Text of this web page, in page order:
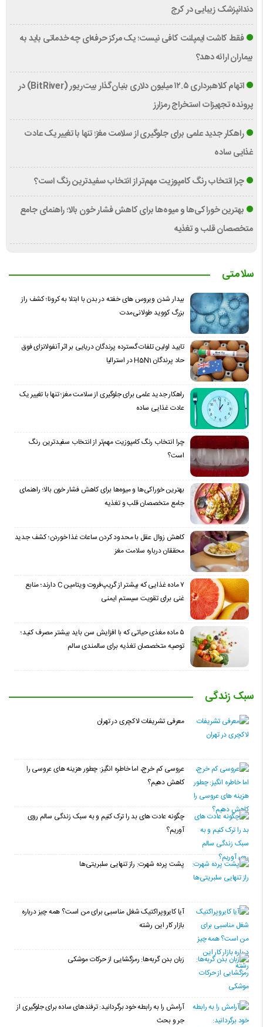
دندانپزشک زیبایی در کرج
فقط کاشت ایمپلنت کافی نیست؛ یک مرکز حرفه‌ای چه خدماتی باید به
بیماران ارائه دهد؟
اتهام کلاهبرداری ۱۲.۵ میلیون دلاری بنیان‌گذار بیت‌ریور (BitRiver) در
پرونده تجهیزات استخراج رمزارز
راهکار جدید علمی برای جلوگیری از سلامت مغز؛ تنها با تغییر یک عادت
غذایی ساده
چرا انتخاب رنگ کامپوزیت مهم‌تر از انتخاب سفیدترین رنگ است؟
بهترین خوراکی‌ها و میوه‌ها برای کاهش فشار خون بالا؛ راهنمای جامع
متخصصان قلب و تغذیه
سلامتی
بیدار شدن ویروس‌ های خفته در بدن با ابتلا به کرونا؛ کشف راز
بزرگ کووید طولانی‌مدت
تایید اولین تلفات گسترده پرندگان دریایی بر اثر آنفولانزای فوق
حاد پرندگان H5N1 در استرالیا
راهکار جدید علمی برای جلوگیری از سلامت مغز؛ تنها با تغییر یک
عادت غذایی ساده
چرا انتخاب رنگ کامپوزیت مهم‌تر از انتخاب سفیدترین رنگ
است؟
بهترین خوراکی‌ها و میوه‌ها برای کاهش فشار خون بالا؛ راهنمای
جامع متخصصان قلب و تغذیه
کاهش زوال عقل با محدود کردن ساعات غذا خوردن؛ کشف جدید
محققان درباره سلامت مغز
۷ ماده غذایی که بیشتر از گریپ‌فروت ویتامین C دارند؛ منابع
غنی برای تقویت سیستم ایمنی
۵ ماده مغذی حیاتی که با افزایش سن باید بیشتر مصرف کنید؛
توصیه متخصصان تغذیه برای سالمندی سالم
سبک زندگی
معرفی تشریفات لاکچری در تهران
عروسی کم خرج، اما خاطره انگیز: چطور هزینه های عروسی را
کاهش دهیم؟
چگونه عادت‌ های بد را ترک کنیم و به سبک زندگی سالم روی
آوریم؟
پشت پرده شهرت: راز تنهایی سلبریتی‌ها
آیا کایروپراکتیک شغل مناسبی برای من است؟ همه چیز درباره
بازار کار این رشته
زبان بدن گربه‌ها: رمزگشایی از حرکات موشکی
آرامش را به رابطه خود برگردانید: ترفندهای ساده برای جلوگیری از
جر و بحث